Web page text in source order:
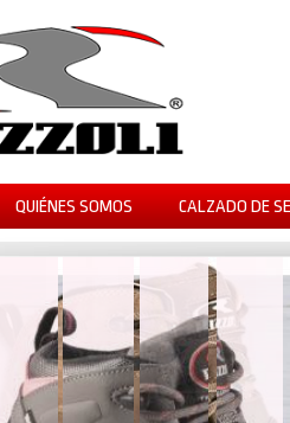
QUIÉNES SOMOS CALZADO DE